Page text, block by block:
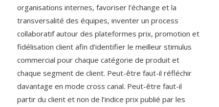
organisations internes, favoriser l’échange et la
transversalité des équipes, inventer un process
collaboratif autour des plateformes prix, promotion et
fidélisation client afin d’identifier le meilleur stimulus
commercial pour chaque catégorie de produit et
chaque segment de client. Peut-être faut-il réfléchir
davantage en mode cross canal. Peut-être faut-il
partir du client et non de l’indice prix publié par les